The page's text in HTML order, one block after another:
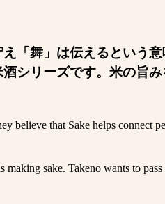
「舞」は伝えるという
シリーズです。米の旨
believe that Sake helps connect
sake. Takeno wants to